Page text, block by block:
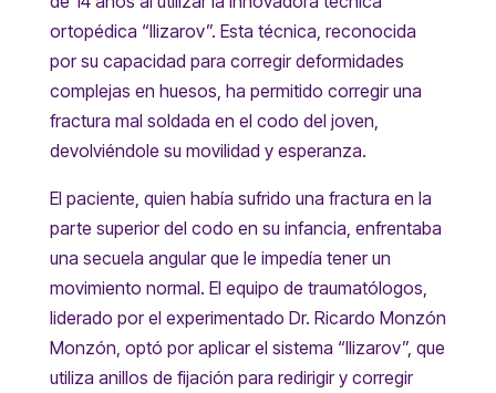
ortopédica “Ilizarov”. Esta técnica, reconocida
por su capacidad para corregir deformidades
complejas en huesos, ha permitido corregir una
fractura mal soldada en el codo del joven,
devolviéndole su movilidad y esperanza.
El paciente, quien había sufrido una fractura en la
parte superior del codo en su infancia, enfrentaba
una secuela angular que le impedía tener un
movimiento normal. El equipo de traumatólogos,
liderado por el experimentado Dr. Ricardo Monzón
Monzón, optó por aplicar el sistema “Ilizarov”, que
utiliza anillos de fijación para redirigir y corregir